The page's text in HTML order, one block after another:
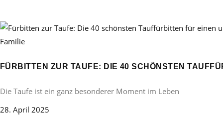
Familie
FÜRBITTEN ZUR TAUFE: DIE 40 SCHÖNSTEN
Die Taufe ist ein ganz besonderer Moment im Leben
28. April 2025